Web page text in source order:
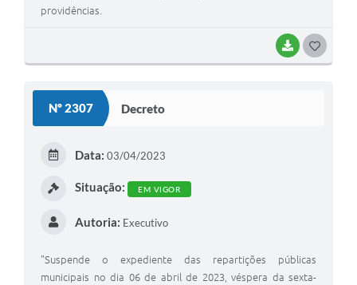
BAIXAR
providências.
Nº 2307 Decreto
Data: 03/04/2023
Situação: EM VIGOR
Autoria: Executivo
"Suspende o expediente das repartições públicas
municipais no dia 06 de abril de 2023, véspera da sexta-